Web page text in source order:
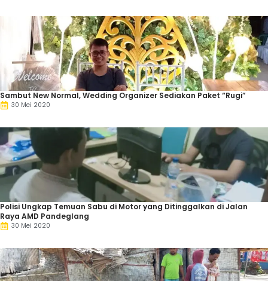
Sambut New Normal, Wedding Organizer Sediakan Paket “Rugi”
30 Mei 2020
Polisi Ungkap Temuan Sabu di Motor yang Ditinggalkan di Jalan
Raya AMD Pandeglang
30 Mei 2020